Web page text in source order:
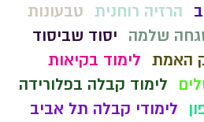
הרזיה רוחנית טבעונות
שלמה
יסוד שביסוד
האמת לימוד בקיאות
לימוד קבלה בפלורידה
לימודי קבלה תל אביב